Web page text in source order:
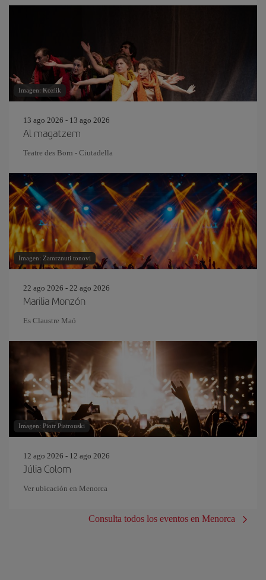
Imagen: Kozlik
13 ago 2026 - 13 ago 2026
Al magatzem
Teatre des Born - Ciutadella
Imagen: Zamrznuti tonovi
22 ago 2026 - 22 ago 2026
Marilia Monzón
Es Claustre Maó
Imagen: Piotr Piatrouski
12 ago 2026 - 12 ago 2026
Júlia Colom
Ver ubicación en Menorca
Consulta todos los eventos en Menorca